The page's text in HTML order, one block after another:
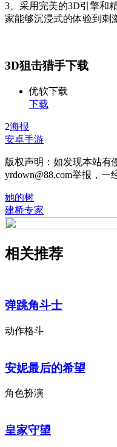
3、采用完美的3D引擎和
家能够沉浸式的体验到刺
3D狙击猎手下载
优软下载
下载
2海报
安卓手游
版权声明：如发现本站有
yrdown@88.com举报，一
她的树
建桥专家
相关推荐
弹跳角斗士
动作格斗
安妮最后的希望
角色扮演
皇家守望